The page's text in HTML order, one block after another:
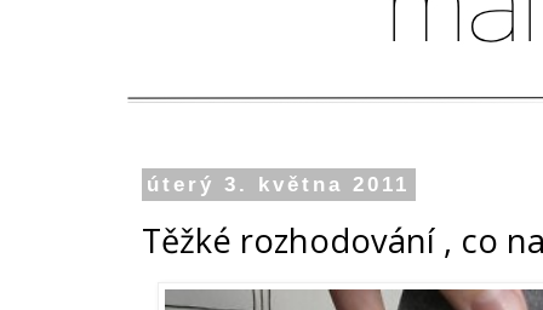
úterý 3. května 2011
Těžké rozhodování , co